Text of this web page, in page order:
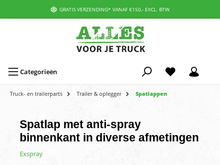
GRATIS VERZENDING* VANAF €150,- EXCL. BTW
Categorieën
Truck- en trailerparts Trailer & oplegger Spatlappen
Spatlap met anti-spray
binnenkant in diverse afmetingen
Exspray